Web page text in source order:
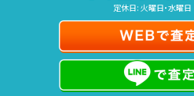
定休日: 火曜日・水曜日